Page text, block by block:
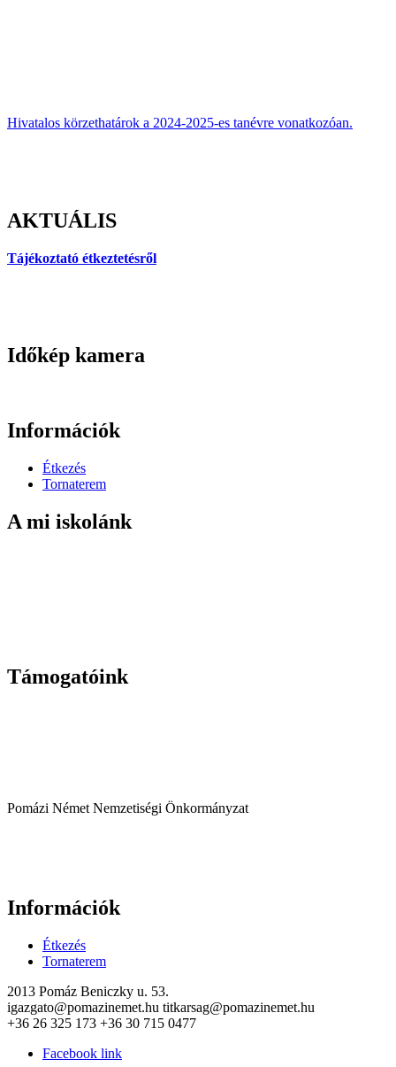
Hivatalos körzethatárok a 2024-2025-es tanévre vonatkozóan.
AKTUÁLIS
Tájékoztató étkeztetésről
Időkép kamera
Információk
Étkezés
Tornaterem
A mi iskolánk
Támogatóink
Pomázi Német Nemzetiségi Önkormányzat
Információk
Étkezés
Tornaterem
2013 Pomáz Beniczky u. 53.
igazgato@pomazinemet.hu titkarsag@pomazinemet.hu
+36 26 325 173 +36 30 715 0477
Facebook link